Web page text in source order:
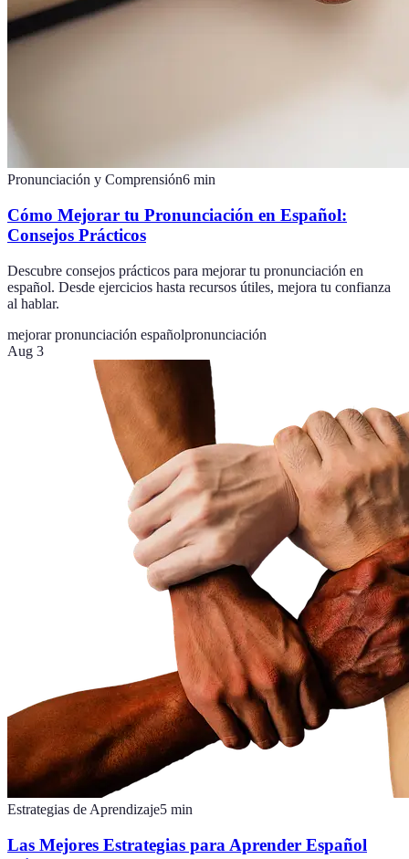
Pronunciación y Comprensión6 min
Cómo Mejorar tu Pronunciación en Español:
Consejos Prácticos
Descubre consejos prácticos para mejorar tu pronunciación en
español. Desde ejercicios hasta recursos útiles, mejora tu confianza
al hablar.
mejorar pronunciación españolpronunciación
Aug 3
Estrategias de Aprendizaje5 min
Las Mejores Estrategias para Aprender Español